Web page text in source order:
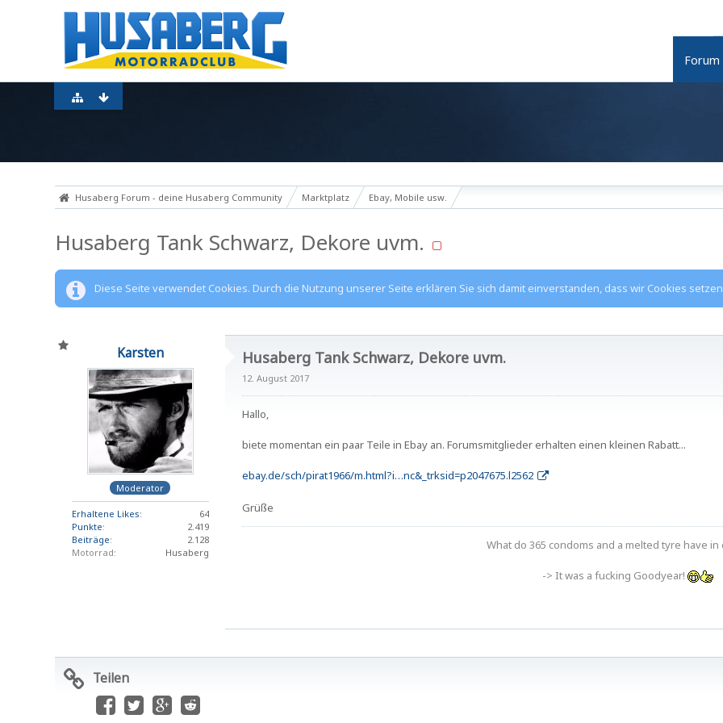
Forum
Husaberg Forum - deine Husaberg Community Marktplatz Ebay, Mobile usw.
Husaberg Tank Schwarz, Dekore uvm.
Diese Seite verwendet Cookies. Durch die Nutzung unserer Seite erklären Sie sich damit einverstanden, dass wir Cookies
Karsten
Moderator
Erhaltene Likes
64
Punkte
2.419
Beiträge
2.128
Motorrad
Husaberg
Husaberg Tank Schwarz, Dekore uvm.
12. August 2017
Hallo,
biete momentan ein paar Teile in Ebay an. Forumsmitglieder erhalten einen kleinen Rabatt...
ebay.de/sch/pirat1966/m.html?i…nc&_trksid=p2047675.l2562
Grüße
What do 365 condoms and a melted tyre have in
-> It was a fucking Goodyear!
Teilen